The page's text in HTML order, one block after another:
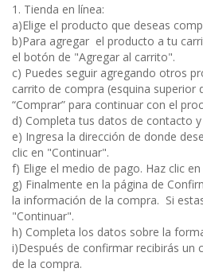
1. Tienda en línea:
a)Elige el producto que deseas
b)Para agregar el producto a tu
el botón de "Agregar al carrito".
c) Puedes seguir agregando otros
carrito de compra (esquina superior
“Comprar” para continuar con el
d) Completa tus datos de contacto
e) Ingresa la dirección de donde
clic en "Continuar".
f) Elige el medio de pago. Haz clic
g) Finalmente en la página de
la información de la compra. Si
"Continuar".
h) Completa los datos sobre la
i)Después de confirmar recibirás un
de la compra.